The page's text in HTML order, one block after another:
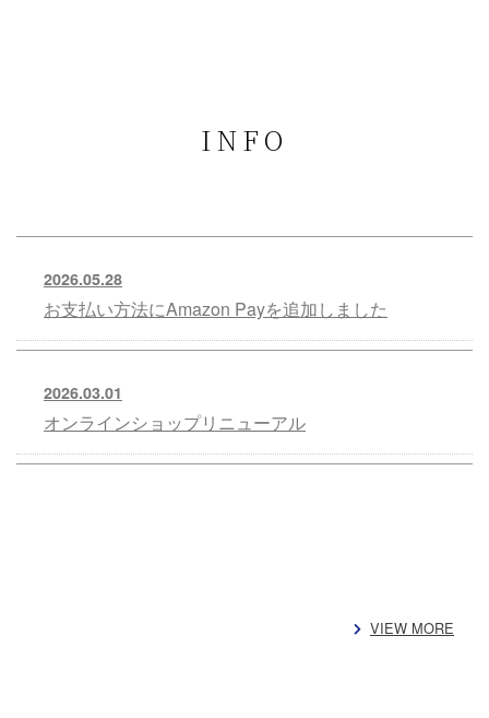
INFO
2026.05.28
お支払い方法にAmazon Payを追加しました
2026.03.01
オンラインショップリニューアル
VIEW MORE